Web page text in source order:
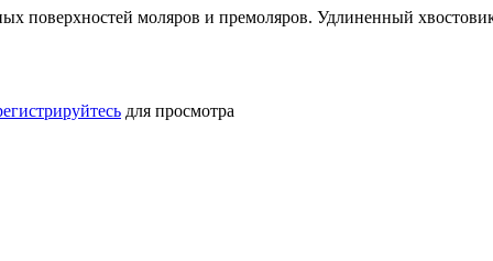
поверхностей моляров и премоляров. Удлиненный
для просмотра